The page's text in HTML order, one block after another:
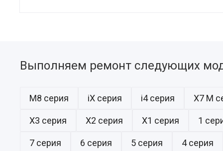
Выполняем ремонт следующих
M8 серия iX серия i4 серия X7 M
X3 серия X2 серия X1 серия 1
7 серия 6 серия 5 серия 4 серия